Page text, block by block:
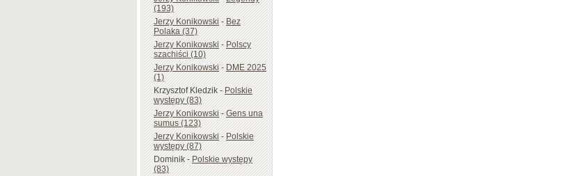
(193)
Jerzy Konikowski-Bez
Polaka (37)
Jerzy Konikowski-Polscy
szachiści (10)
Jerzy Konikowski-DME 2025
(1)
Krzysztof Kledzik-Polskie
występy (83)
Jerzy Konikowski-Gens una
sumus (123)
Jerzy Konikowski-Polskie
występy (87)
Dominik-Polskie występy
(83)